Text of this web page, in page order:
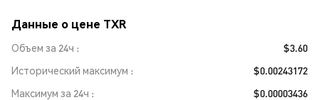
Данные о цене TXR
Объем за 24ч
$3.60
Исторический максимум
$0.00243172
Максимум за 24ч
$0.00003436